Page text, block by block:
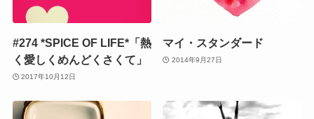
#274 *SPICE OF LIFE*「熱
く愛しくめんどくさくて」
2017年10月12日
マイ・スタンダード
2014年9月27日